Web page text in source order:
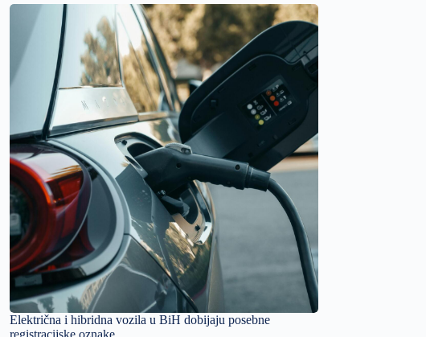
Električna i hibridna vozila u BiH dobijaju posebne
registracijske oznake